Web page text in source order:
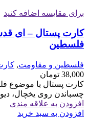
برای مقایسه اضافه کنید
کارت پستال – ای
فلسطین
فلسطین و مقاومت,
38,000 تومان
کارت پستال با موضوع
چسباندن روی یخچال،
افزودن به علاقه مندی
افزودن به سبد خرید